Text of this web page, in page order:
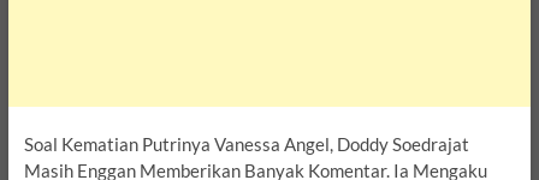
Soal Kematian Putrinya Vanessa Angel, Doddy Soedrajat
Masih Enggan Memberikan Banyak Komentar. Ia Mengaku